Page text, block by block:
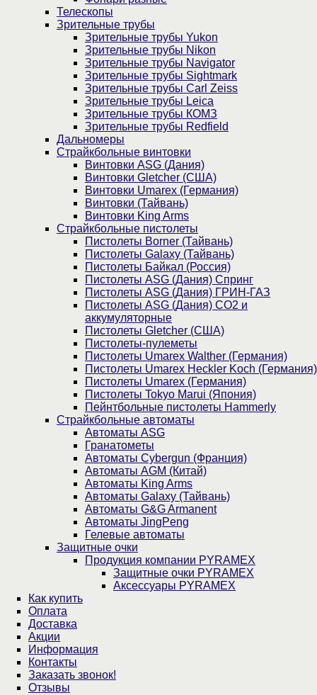
Телескопы
Зрительные трубы
Зрительные трубы Yukon
Зрительные трубы Nikon
Зрительные трубы Navigator
Зрительные трубы Sightmark
Зрительные трубы Carl Zeiss
Зрительные трубы Leica
Зрительные трубы КОМЗ
Зрительные трубы Redfield
Дальномеры
Страйкбольные винтовки
Винтовки ASG (Дания)
Винтовки Gletcher (США)
Винтовки Umarex (Германия)
Винтовки (Тайвань)
Винтовки King Arms
Страйкбольные пистолеты
Пистолеты Borner (Тайвань)
Пистолеты Galaxy (Тайвань)
Пистолеты Байкал (Россия)
Пистолеты ASG (Дания) Спринг
Пистолеты ASG (Дания) ГРИН-ГАЗ
Пистолеты ASG (Дания) CO2 и
аккумуляторные
Пистолеты Gletcher (США)
Пистолеты-пулеметы
Пистолеты Umarex Walther (Германия)
Пистолеты Umarex Heckler Koch (Германия)
Пистолеты Umarex (Германия)
Пистолеты Tokyo Marui (Япония)
Пейнтбольные пистолеты Hammerly
Страйкбольные автоматы
Автоматы ASG
Гранатометы
Автоматы Cybergun (Франция)
Автоматы AGM (Китай)
Автоматы King Arms
Автоматы Galaxy (Тайвань)
Автоматы G&G Armanent
Автоматы JingPeng
Гелевые автоматы
Защитные очки
Продукция компании PYRAMEX
Защитные очки PYRAMEX
Аксессуары PYRAMEX
Как купить
Оплата
Доставка
Акции
Информация
Контакты
Заказать звонок!
Отзывы